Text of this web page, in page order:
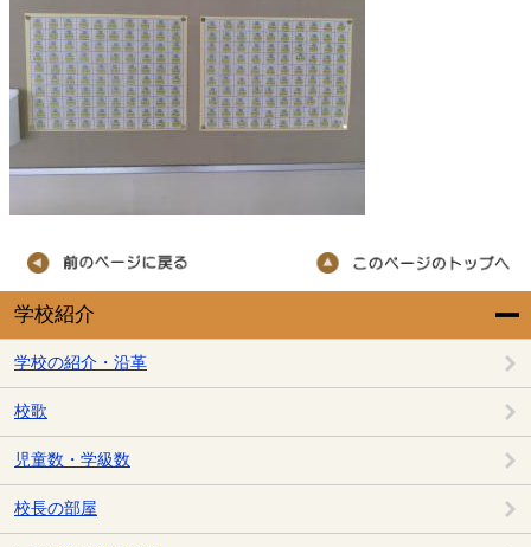
学校紹介
学校の紹介・沿革
校歌
児童数・学級数
校長の部屋